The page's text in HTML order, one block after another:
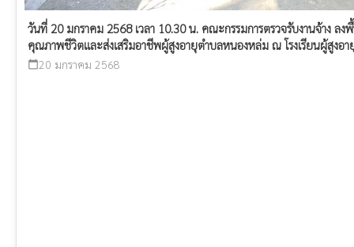
วันที่ 20 มกราคม 2568 เวลา 10.30 น. คณะกรรมการตรวจรับงานจ้าง ล
คุณภาพชีวิตและส่งเสริมอาชีพผู้สูงอายุตำบลหนองหล่ม ณ โรงเรียนผู้สูงอ
calendar_today20 มกราคม 2568